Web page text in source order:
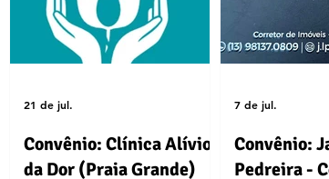
Convênio: Clínica Alívio
da Dor (Praia Grande)
21 de jul.
Convênio:
Pedreira -
7 de jul.